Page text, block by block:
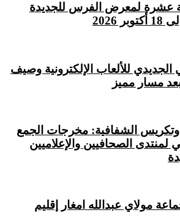
عشرة لمعرض الفرس للجديدة
الجديدي للألعاب الإلكترونية وصيف
مسار مميز
وتكريس الشفافية: مخرجات الجمع
لمنتدى الصحافيين والإعلاميين
مولاي عبدالله امغار إقليم